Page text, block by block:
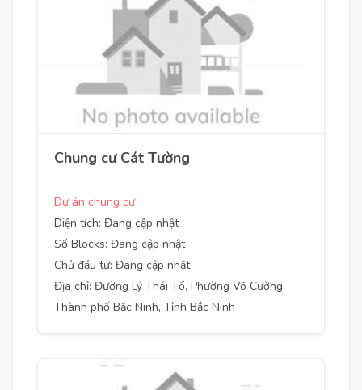
Chung cư Cát Tường
Dự án chung cư
Diện tích: Đang cập nhật
Số Blocks: Đang cập nhật
Chủ đầu tư: Đang cập nhật
Địa chỉ: Đường Lý Thái Tổ, Phường Võ Cường,
Thành phố Bắc Ninh, Tỉnh Bắc Ninh